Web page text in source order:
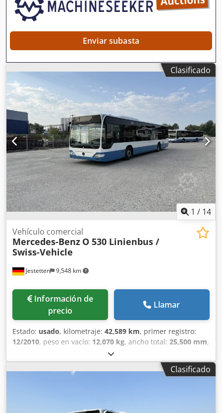
Enviar subasta
Clasificado
1 / 14
Jestetten 9,548 km
Vehículo comercial
Mercedes-Benz O 530 Linienbus /
Swiss-Vehicle
Información de
precio
Llamar
Estado: usado, kilometraje: 42,589 km, primer registro:
12/2010, peso en vacío: 12,070 kg, ancho total: 25,500 mm,
, tipo de engranaje:
tipo de combustible:diésel, clase de emisión:Euro 5,
potencia:300 kW (407.89 CV), peso máximo de la carga:
, tamaño del neumático delantero:
Clasificado